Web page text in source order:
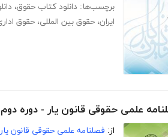
برچسب‌ها: دانلود کتاب حقوق،
ایران، حقوق بین المللی، حقوق
علمی حقوقی قانون یار - دوره دوم -
از: فصلنامه علمی حقوقی قانون یار